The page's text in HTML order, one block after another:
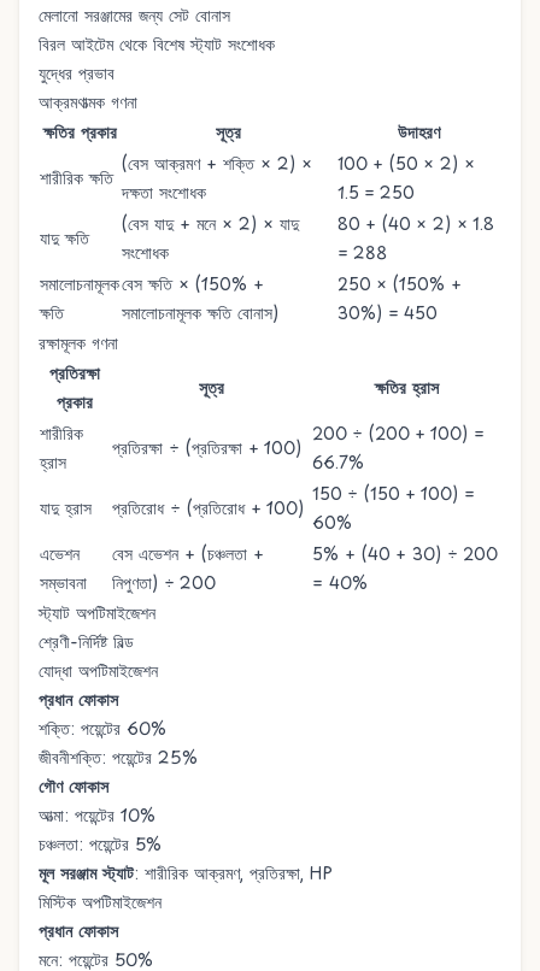
মেলানো সরঞ্জামের জন্য সেট বোনাস
বিরল আইটেম থেকে বিশেষ স্ট্যাট সংশোধক
যুদ্ধের প্রভাব
আক্রমণাত্মক গণনা
ক্ষতির প্রকার
সূত্র
উদাহরণ
শারীরিক ক্ষতি
(বেস আক্রমণ + শক্তি × 2) ×
দক্ষতা সংশোধক
100 + (50 × 2) ×
1.5 = 250
যাদু ক্ষতি
(বেস যাদু + মনে × 2) × যাদু
সংশোধক
80 + (40 × 2) × 1.8
= 288
সমালোচনামূলক
ক্ষতি
বেস ক্ষতি × (150% +
সমালোচনামূলক ক্ষতি বোনাস)
250 × (150% +
30%) = 450
রক্ষামূলক গণনা
প্রতিরক্ষা
প্রকার
সূত্র
ক্ষতির হ্রাস
শারীরিক
হ্রাস
প্রতিরক্ষা ÷ (প্রতিরক্ষা + 100)
200 ÷ (200 + 100) =
66.7%
যাদু হ্রাস
প্রতিরোধ ÷ (প্রতিরোধ + 100)
150 ÷ (150 + 100) =
60%
এভেশন
সম্ভাবনা
বেস এভেশন + (চঞ্চলতা +
নিপুণতা) ÷ 200
5% + (40 + 30) ÷ 200
= 40%
স্ট্যাট অপটিমাইজেশন
শ্রেণী-নির্দিষ্ট বিল্ড
যোদ্ধা অপটিমাইজেশন
প্রধান ফোকাস
শক্তি: পয়েন্টের 60%
জীবনীশক্তি: পয়েন্টের 25%
গৌণ ফোকাস
আত্মা: পয়েন্টের 10%
চঞ্চলতা: পয়েন্টের 5%
মূল সরঞ্জাম স্ট্যাট: শারীরিক আক্রমণ, প্রতিরক্ষা, HP
মিস্টিক অপটিমাইজেশন
প্রধান ফোকাস
মনে: পয়েন্টের 50%